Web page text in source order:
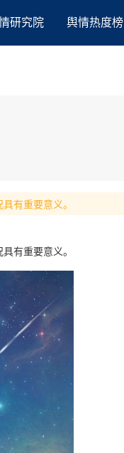
研究院 舆情热度榜
有重要意义。
有重要意义。